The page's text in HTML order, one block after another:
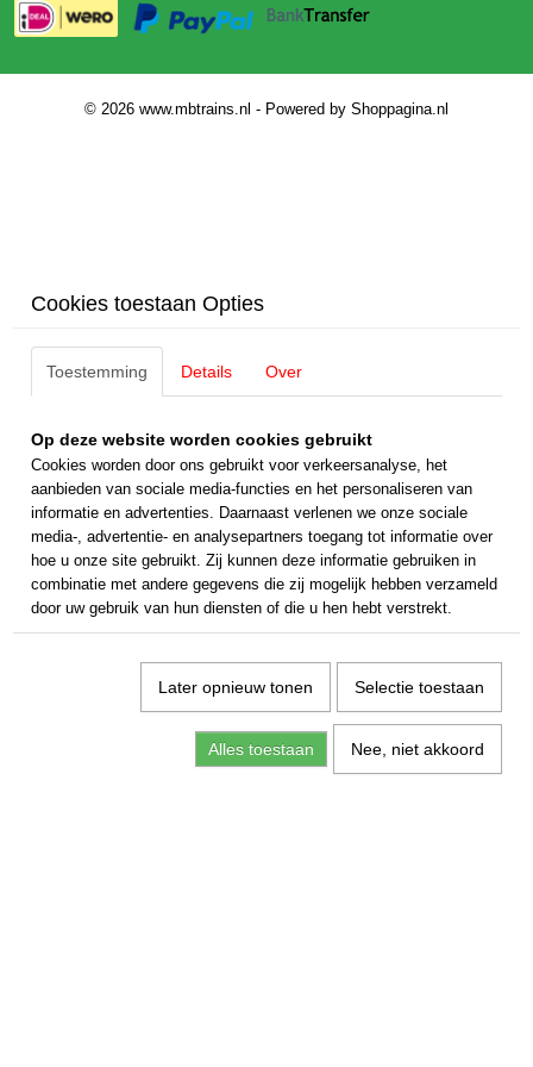
© 2026 www.mbtrains.nl - Powered by Shoppagina.nl
Cookies toestaan Opties
Toestemming Details Over
Op deze website worden cookies gebruikt
Cookies worden door ons gebruikt voor verkeersanalyse, het
aanbieden van sociale media-functies en het personaliseren van
informatie en advertenties. Daarnaast verlenen we onze sociale
media-, advertentie- en analysepartners toegang tot informatie over
hoe u onze site gebruikt. Zij kunnen deze informatie gebruiken in
combinatie met andere gegevens die zij mogelijk hebben verzameld
door uw gebruik van hun diensten of die u hen hebt verstrekt.
Later opnieuw tonen Selectie toestaan
Alles toestaan Nee, niet akkoord